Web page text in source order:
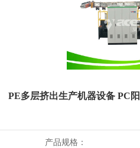
PE多层挤出生产机器设备 PC
产品规格：